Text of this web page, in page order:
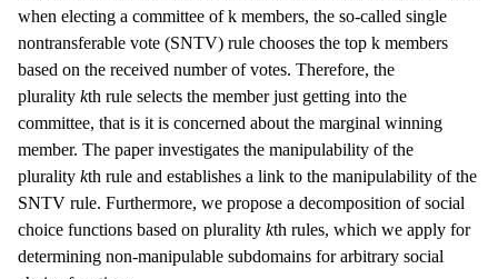
when electing a committee of k members, the so-called single
nontransferable vote (SNTV) rule chooses the top k members
based on the received number of votes. Therefore, the
plurality kth rule selects the member just getting into the
committee, that is it is concerned about the marginal winning
member. The paper investigates the manipulability of the
plurality kth rule and establishes a link to the manipulability of the
SNTV rule. Furthermore, we propose a decomposition of social
choice functions based on plurality kth rules, which we apply for
determining non-manipulable subdomains for arbitrary social